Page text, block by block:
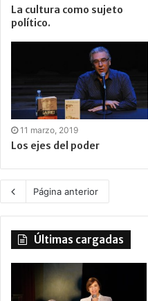
La cultura como sujeto
político.
11 marzo, 2019
Los ejes del poder
Página anterior
Últimas cargadas